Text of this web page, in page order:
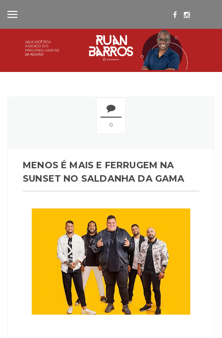
0
MENOS É MAIS E FERRUGEM NA
SUNSET NO SALDANHA DA GAMA